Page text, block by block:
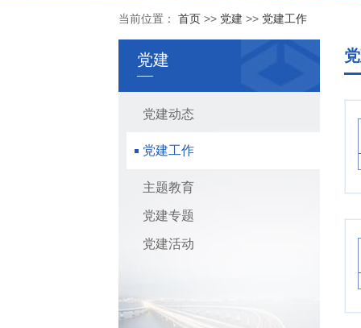
当前位置： 首页>> 党建 >> 党建工作
党建
党建动态
党建工作
主题教育
党建专题
党建活动